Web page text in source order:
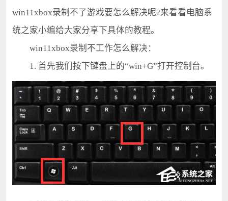
win11xbox录制不了游戏要怎么解决呢?来看看电脑系
统之家小编给大家分享下具体的教程。
win11xbox录制不工作怎么解决：
1. 首先我们按下键盘上的“win+G”打开控制台。